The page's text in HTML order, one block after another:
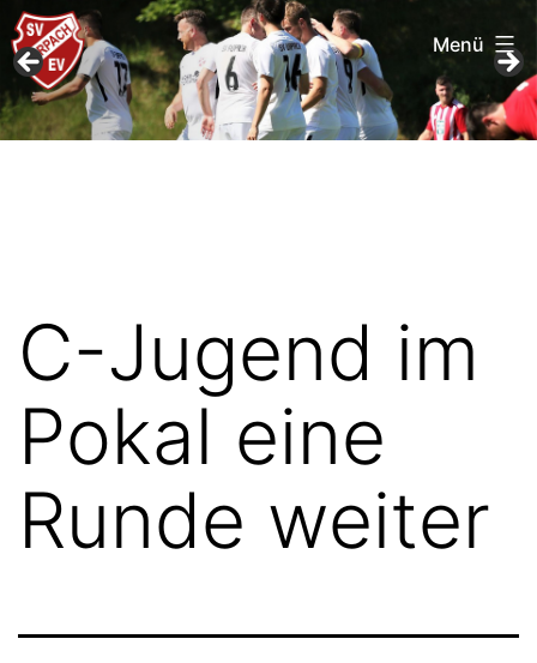
Menü
C-Jugend im
Pokal eine
Runde weiter